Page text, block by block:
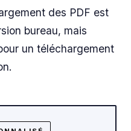
des PDF est
bureau, mais
un téléchargement